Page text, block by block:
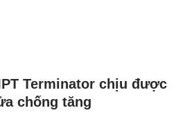
Terminator chịu được
chống tăng